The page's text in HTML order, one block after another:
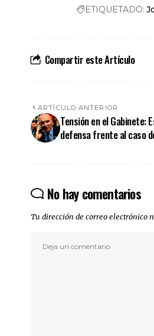
ETIQUETADO:
Compartir este Artículo
ARTÍCULO ANTERIOR
Tensión en el
defensa frente al caso
No hay comentarios
Tu dirección de correo electrónico